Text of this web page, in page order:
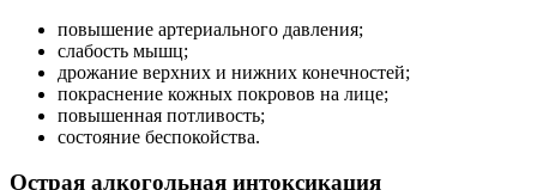
повышение артериального давления;
слабость мышц;
дрожание верхних и нижних конечностей;
покраснение кожных покровов на лице;
повышенная потливость;
состояние беспокойства.
Острая алкогольная интоксикация